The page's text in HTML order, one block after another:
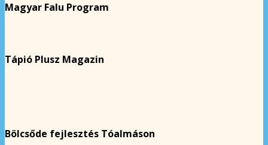
Magyar Falu Program
Tápió Plusz Magazin
Bölcsőde fejlesztés Tóalmáson